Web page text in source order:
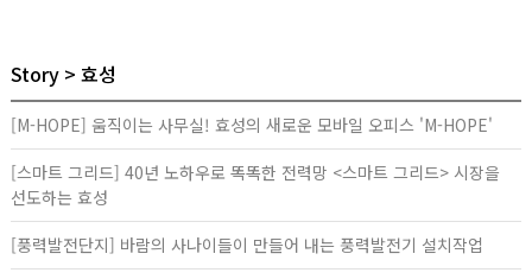
Story 효성
[M-HOPE] 움직이는 사무실! 효성의 새로운 모바일 오피스 'M-HOPE'
[스마트 그리드] 40년 노하우로 똑똑한 전력망 <스마트 그리드> 시장을
선도하는 효성
[풍력발전단지] 바람의 사나이들이 만들어 내는 풍력발전기 설치작업